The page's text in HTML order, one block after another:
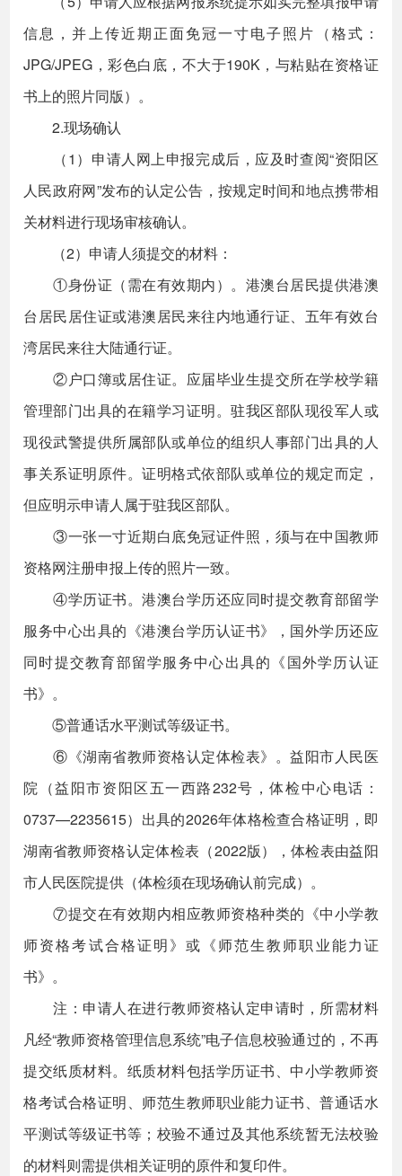
信息，并上传近期正面免冠一寸电子照片（格式：
JPG/JPEG，彩色白底，不大于190K，与粘贴在资格证
书上的照片同版）。
2.现场确认
（1）申请人网上申报完成后，应及时查阅“资阳区
人民政府网”发布的认定公告，按规定时间和地点携带相
关材料进行现场审核确认。
（2）申请人须提交的材料：
①身份证（需在有效期内）。港澳台居民提供港澳
台居民居住证或港澳居民来往内地通行证、五年有效台
湾居民来往大陆通行证。
②户口簿或居住证。应届毕业生提交所在学校学籍
管理部门出具的在籍学习证明。驻我区部队现役军人或
现役武警提供所属部队或单位的组织人事部门出具的人
事关系证明原件。证明格式依部队或单位的规定而定，
但应明示申请人属于驻我区部队。
③一张一寸近期白底免冠证件照，须与在中国教师
资格网注册申报上传的照片一致。
④学历证书。港澳台学历还应同时提交教育部留学
服务中心出具的《港澳台学历认证书》，国外学历还应
同时提交教育部留学服务中心出具的《国外学历认证
书》。
⑤普通话水平测试等级证书。
⑥《湖南省教师资格认定体检表》。益阳市人民医
院（益阳市资阳区五一西路232号，体检中心电话：
0737—2235615）出具的2026年体格检查合格证明，即
湖南省教师资格认定体检表（2022版），体检表由益阳
市人民医院提供（体检须在现场确认前完成）。
⑦提交在有效期内相应教师资格种类的《中小学教
师资格考试合格证明》或《师范生教师职业能力证
书》。
注：申请人在进行教师资格认定申请时，所需材料
凡经“教师资格管理信息系统”电子信息校验通过的，不再
提交纸质材料。纸质材料包括学历证书、中小学教师资
格考试合格证明、师范生教师职业能力证书、普通话水
平测试等级证书等；校验不通过及其他系统暂无法校验
的材料则需提供相关证明的原件和复印件。